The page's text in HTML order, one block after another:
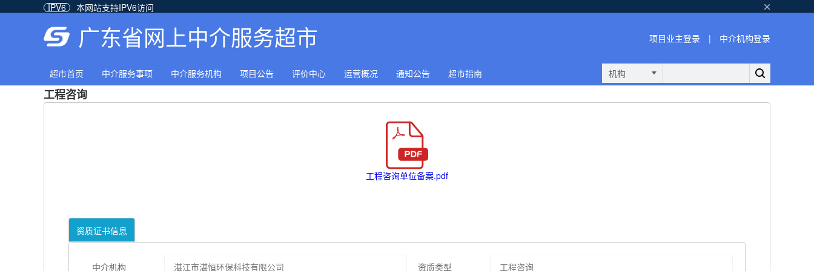
IPV6 本网站支持IPV6访问
广东省网上中介服务超市 项目业主登录 | 中介机构登录
超市首页 中介服务事项 中介服务机构 项目公告 评价中心 运营概况 通知公告 超市指南 机构
工程咨询
工程咨询单位备案.pdf
资质证书信息
中介机构 资质类型